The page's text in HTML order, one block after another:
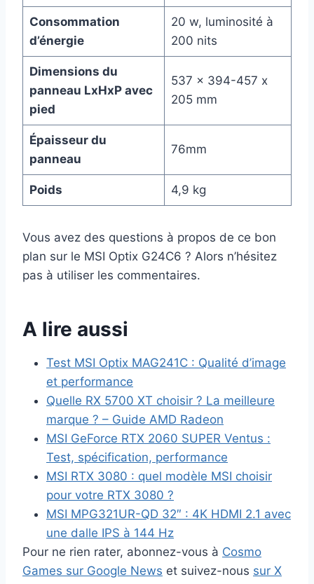
Consommation
d’énergie
20 w, luminosité à
200 nits
Dimensions du
panneau LxHxP avec
pied
537 x 394-457 x
205 mm
Épaisseur du
panneau
76mm
Poids 4,9 kg
Vous avez des questions à propos de ce bon
plan sur le MSI Optix G24C6 ? Alors n’hésitez
pas à utiliser les commentaires.
A lire aussi
Test MSI Optix MAG241C : Qualité d’image
et performance
Quelle RX 5700 XT choisir ? La meilleure
marque ? – Guide AMD Radeon
MSI GeForce RTX 2060 SUPER Ventus :
Test, spécification, performance
MSI RTX 3080 : quel modèle MSI choisir
pour votre RTX 3080 ?
MSI MPG321UR-QD 32″ : 4K HDMI 2.1 avec
une dalle IPS à 144 Hz
Pour ne rien rater, abonnez-vous à Cosmo
Games sur Google News et suivez-nous sur X